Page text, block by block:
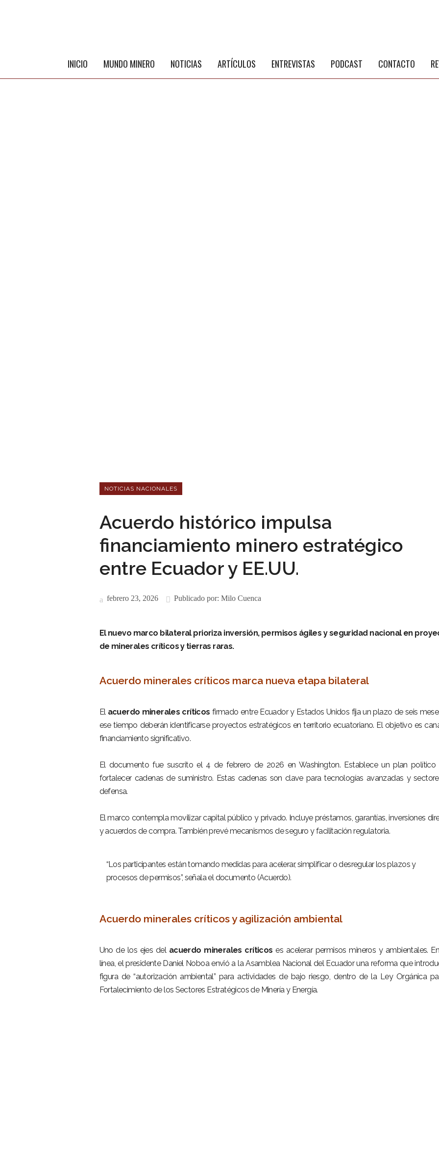
INICIO MUNDO MINERO NOTICIAS ARTÍCULOS ENTREVISTAS PODCAST CONTACTO
NOTICIAS NACIONALES
Acuerdo histórico impulsa
financiamiento minero estratégico
entre Ecuador y EE.UU.
febrero 23, 2026 Publicado por: Milo Cuenca
El nuevo marco bilateral prioriza inversión, permisos ágiles y seguridad nacional en
de minerales críticos y tierras raras.
Acuerdo minerales críticos marca nueva etapa bilateral
El acuerdo minerales críticos firmado entre Ecuador y Estados Unidos fija un plazo de seis
ese tiempo deberán identificarse proyectos estratégicos en territorio ecuatoriano. El objetivo es
financiamiento significativo.
El documento fue suscrito el 4 de febrero de 2026 en Washington. Establece un plan político
fortalecer cadenas de suministro. Estas cadenas son clave para tecnologías avanzadas y
defensa.
El marco contempla movilizar capital público y privado. Incluye préstamos, garantías, inversiones
y acuerdos de compra. También prevé mecanismos de seguro y facilitación regulatoria.
“Los participantes están tomando medidas para acelerar, simplificar o desregular los plazos y
procesos de permisos”, señala el documento (Acuerdo).
Acuerdo minerales críticos y agilización ambiental
Uno de los ejes del acuerdo minerales críticos es acelerar permisos mineros y ambientales.
línea, el presidente Daniel Noboaenvió a laAsamblea Nacional del Ecuadoruna reforma que
figura de “autorización ambiental” para actividades de bajo riesgo, dentro de la Ley Orgánica
Fortalecimiento de los Sectores Estratégicos de Minería y Energía.